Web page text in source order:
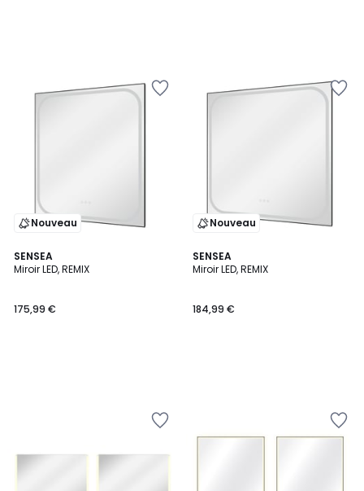
Nouveau
SENSEA
Miroir LED, REMIX
175,99 €
Nouveau
SENSEA
Miroir LED, REMIX
184,99 €